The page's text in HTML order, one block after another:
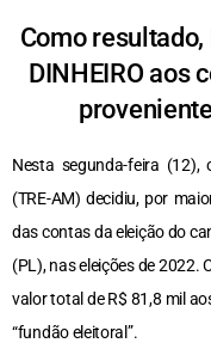
Como
DINHEIRO aos
Nesta segunda-feira (12),
(TRE-AM) decidiu, por
das contas da eleição do
(PL), nas eleições de 2022.
valor total de R$ 81,8 mil
“fundão eleitoral”.